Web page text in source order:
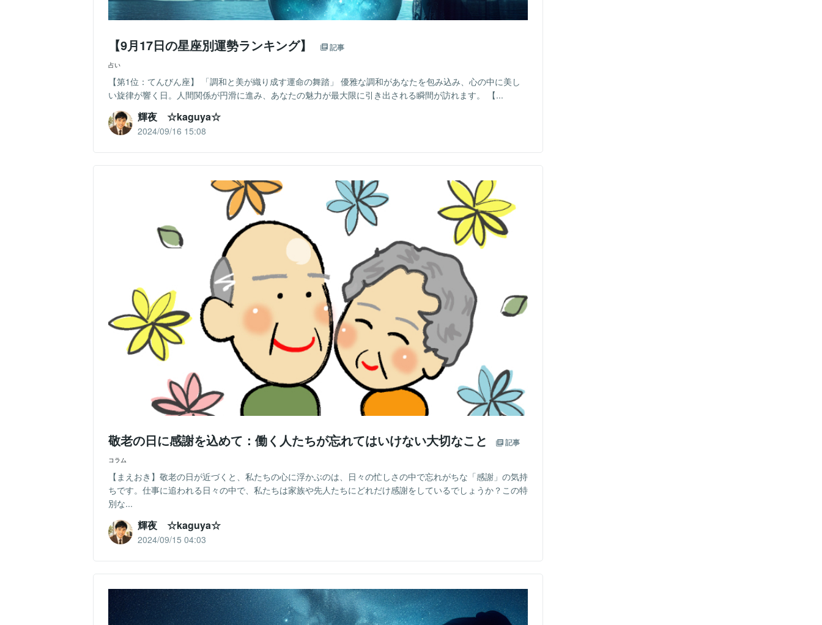
【9月17日の星座別運勢ランキング】 記事
占い
【第1位：てんびん座】 「調和と美が織り成す運命の舞踏」 優雅な調和があなたを包み込み、心の中に美し
い旋律が響く日。人間関係が円滑に進み、あなたの魅力が最大限に引き出される瞬間が訪れます。 【...
輝夜 ☆kaguya☆
2024/09/16 15:08
敬老の日に感謝を込めて：働く人たちが忘れてはいけない大切なこと 記事
コラム
【まえおき】敬老の日が近づくと、私たちの心に浮かぶのは、日々の忙しさの中で忘れがちな「感謝」の気持
ちです。仕事に追われる日々の中で、私たちは家族や先人たちにどれだけ感謝をしているでしょうか？この特
別な...
輝夜 ☆kaguya☆
2024/09/15 04:03